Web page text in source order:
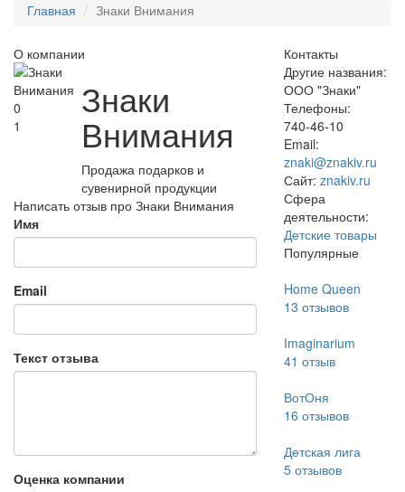
Главная Знаки Внимания
О компании
0
1
Знаки
Внимания
Продажа подарков и
сувенирной продукции
Написать отзыв про Знаки Внимания
Имя
Email
Текст отзыва
Оценка компании
Контакты
Другие названия:
ООО "Знаки"
Телефоны:
740-46-10
Email:
znaki@znakiv.ru
Сайт: znakiv.ru
Сфера
деятельности:
Детские товары
Популярные
Home Queen
13 отзывов
Imaginarium
41 отзыв
ВотОня
16 отзывов
Детская лига
5отзывов